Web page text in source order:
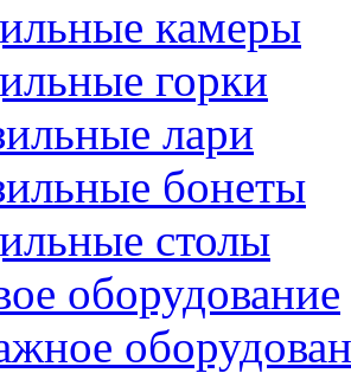
камеры
горки
лари
бонеты
столы
оборудование